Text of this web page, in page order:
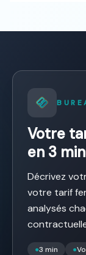
Votre
en 3
Décrivez
votre tarif
analysés
●3 min ●